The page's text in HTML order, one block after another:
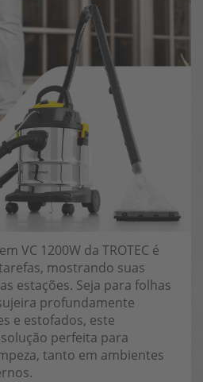
VC 1200W da TROTEC é
mostrando suas
estações. Seja para folhas
profundamente
e estofados, este
perfeita para
tanto em ambientes